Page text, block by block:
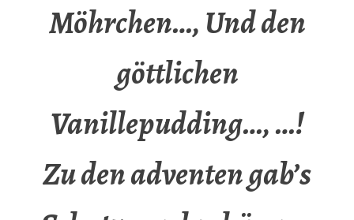
Möhrchen…, Und den
göttlichen
Vanillepudding…, …!
Zu den adventen gab’s